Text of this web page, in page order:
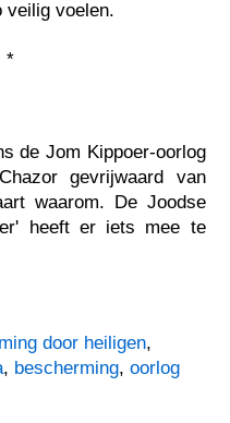
veilig voelen.
de Jom Kippoer-oorlog
gevrijwaard van
waarom. De Joodse
heeft er iets mee te
door heiligen,
, bescherming,oorlog